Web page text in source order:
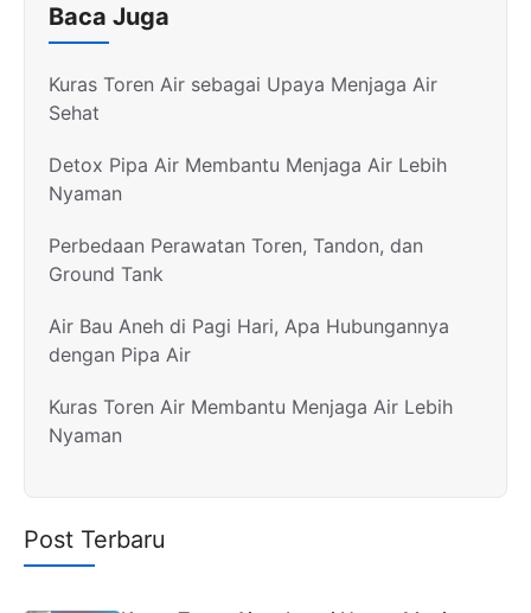
Baca Juga
Kuras Toren Air sebagai Upaya Menjaga Air
Sehat
Detox Pipa Air Membantu Menjaga Air Lebih
Nyaman
Perbedaan Perawatan Toren, Tandon, dan
Ground Tank
Air Bau Aneh di Pagi Hari, Apa Hubungannya
dengan Pipa Air
Kuras Toren Air Membantu Menjaga Air Lebih
Nyaman
Post Terbaru